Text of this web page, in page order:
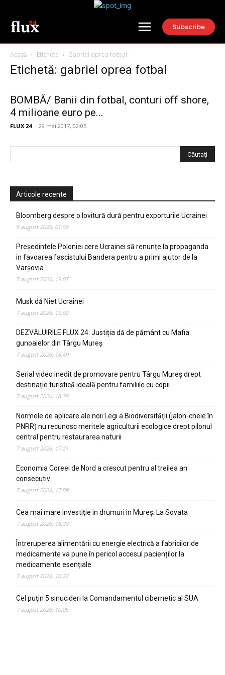
Subscribe
Acasă Etichete Gabriel oprea fotbal
Etichetă: gabriel oprea fotbal
BOMBĂ/ Banii din fotbal, conturi off shore,
4 milioane euro pe...
FLUX 24 - 29 mai 2017, 02:05
Articole recente
Bloomberg despre o lovitură dură pentru exporturile Ucrainei
8 august 2026, 01:56
Președintele Poloniei cere Ucrainei să renunțe la propaganda
in favoarea fascistului Bandera pentru a primi ajutor de la
Varșovia
7 august 2026, 19:07
Musk dă Niet Ucrainei
7 august 2026, 19:02
DEZVĂLUIRILE FLUX 24: Justiția dă de pământ cu Mafia
gunoaielor din Târgu Mureș
7 august 2026, 18:49
Serial video inedit de promovare pentru Târgu Mureș drept
destinație turistică ideală pentru familiile cu copii
7 august 2026, 18:38
Normele de aplicare ale noii Legi a Biodiversității (jalon-cheie în
PNRR) nu recunosc meritele agriculturii ecologice drept pilonul
central pentru restaurarea naturii
7 august 2026, 17:21
Economia Coreei de Nord a crescut pentru al treilea an
consecutiv
7 august 2026, 17:09
Cea mai mare investiție in drumuri in Mureș: La Sovata
7 august 2026, 16:38
Întreruperea alimentării cu energie electrică a fabricilor de
medicamente va pune în pericol accesul pacienților la
medicamente esențiale
7 august 2026, 16:22
Cel puțin 5 sinucideri la Comandamentul cibernetic al SUA
7 august 2026, 10:05